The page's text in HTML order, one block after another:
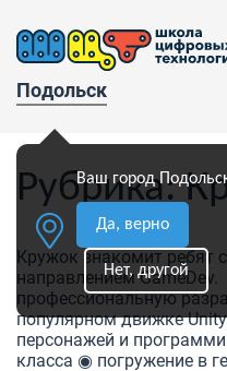
Подольск
Ваш город
Да, верно
Нет, другой
Рубрика:
Кружок знакомит ребят
направлением
профессиональную
популярном движке
персонажей и
класса ◉ погружение в